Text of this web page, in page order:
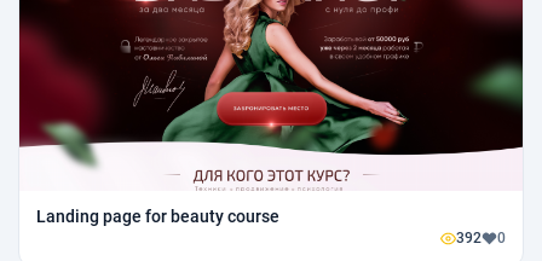
Landing page for beauty course
392 0